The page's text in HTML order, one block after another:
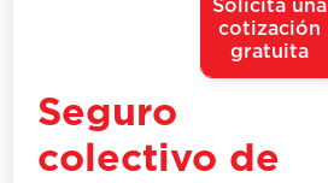
Seguro
colectivo de
Solicita una
cotización
gratuita